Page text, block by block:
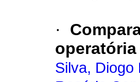
·
Silva, Diogo